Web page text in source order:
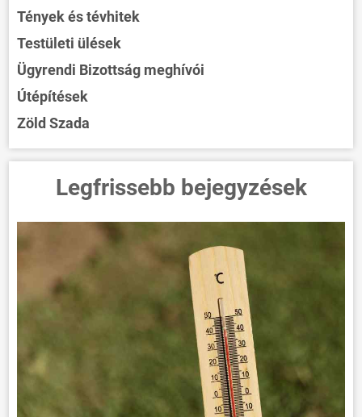
Tények és tévhitek
Testületi ülések
Ügyrendi Bizottság meghívói
Útépítések
Zöld Szada
Legfrissebb bejegyzések